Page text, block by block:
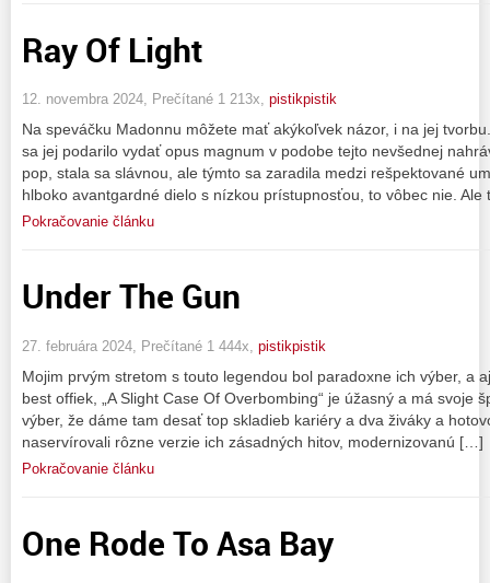
Ray Of Light
12. novembra 2024, Prečítané 1 213x, pistikpistik
Na speváčku Madonnu môžete mať akýkoľvek názor, i na jej
sa jej podarilo vydať opus magnum v podobe tejto nevšednej
pop, stala sa slávnou, ale týmto sa zaradila medzi rešpektované
hlboko avantgardné dielo s nízkou prístupnosťou, to vôbec nie.
Pokračovanie článku
Under The Gun
27. februára 2024, Prečítané 1 444x, pistikpistik
Mojim prvým stretom s touto legendou bol paradoxne ich výber, a
best offiek, „A Slight Case Of Overbombing“ je úžasný a má svoje
výber, že dáme tam desať top skladieb kariéry a dva živáky a
naservírovali rôzne verzie ich zásadných hitov, modernizovanú […]
Pokračovanie článku
One Rode To Asa Bay